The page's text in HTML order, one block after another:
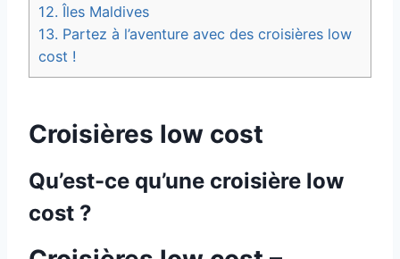
12. Îles Maldives
13. Partez à l’aventure avec des croisières low
cost !
Croisières low cost
Qu’est-ce qu’une croisière low
cost ?